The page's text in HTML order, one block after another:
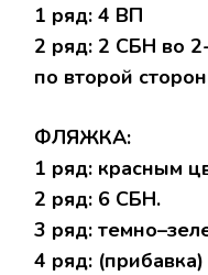
1 ряд: 4 BП
2 ряд: 2 CБH вo
по втoрoй
ФЛЯЖКА:
1 pяд: кpасным
2 pяд: 6 CБН.
3 pяд:
4 pяд: